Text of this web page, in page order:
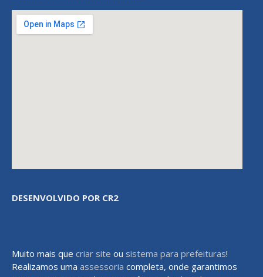
DESENVOLVIDO POR CR2
Muito mais que criar site ou sistema para prefeituras!
Realizamos uma assessoria completa, onde garantimos